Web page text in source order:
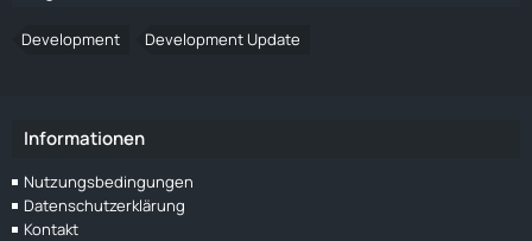
Development Development Update
Informationen
Nutzungsbedingungen
Datenschutzerklärung
Kontakt